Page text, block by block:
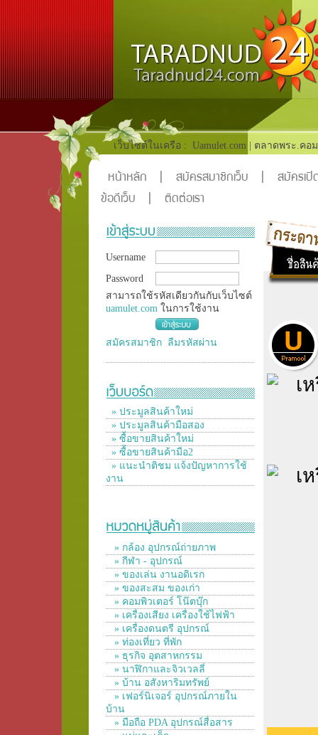
เว็บไซต์ในเครือ : Uamulet.com ตลาดพระ.คอม
หน้าหลัก สมัครสมาชิกเว็บ
สมัครเปิ
ข้อดีเว็บ
ติดต่อเรา
Username
Password
สามารถใช้รหัสเดียวกันกับเว็บไซต์
uamulet.com ในการใช้งาน
สมัครสมาชิก ลืมรหัสผ่าน
» ประมูลสินค้าใหม่
» ประมูลสินค้ามือสอง
» ซื้อขายสินค้าใหม่
» ซื้อขายสินค้ามือ2
» แนะนำติชม แจ้งปัญหาการใช้
งาน
» กล้อง อุปกรณ์ถ่ายภาพ
» กีฬา - อุปกรณ์
» ของเล่น งานอดิเรก
» ของสะสม ของเก่า
» คอมพิวเตอร์ โน๊ตบุ๊ก
» เครื่องเสียง เครื่องใช้ไฟฟ้า
» เครื่องดนตรี อุปกรณ์
» ท่องเที่ยว ที่พัก
» ธุรกิจ อุตสาหกรรม
» นาฬิกาและจิวเวลลี่
» บ้าน อสังหาริมทรัพย์
» เฟอร์นิเจอร์ อุปกรณ์ภายใน
บ้าน
» มือถือ PDA อุปกรณ์สื่อสาร